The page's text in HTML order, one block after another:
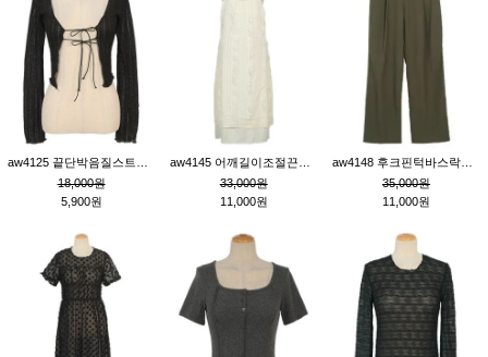
18,000원
5,900원
33,000원
11,000원
35,000원
11,000원